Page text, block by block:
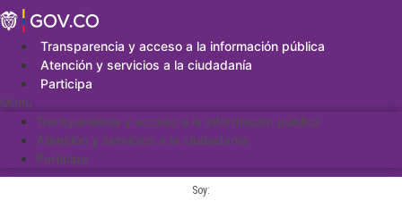
Saltar
al
contenidoTransparencia y acceso a la información pública
Atención y servicios a la ciudadanía
Participa
Menu
Transparencia y acceso a la información pública
Atención y servicios a la ciudadanía
Participa
Soy: